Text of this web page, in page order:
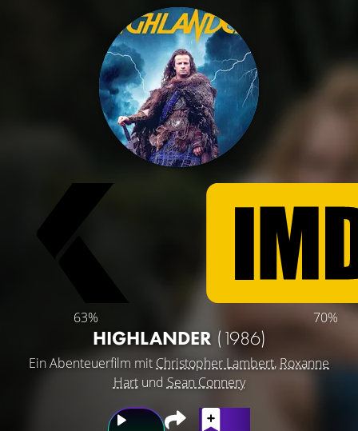
63% 70%
HIGHLANDER (1986)
Ein Abenteuerfilm mit Christopher Lambert, Roxanne
Hartund Sean Connery